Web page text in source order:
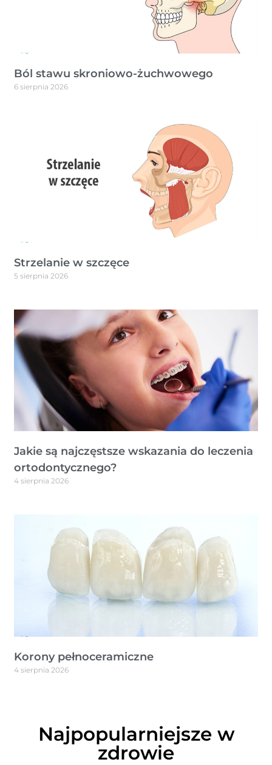
Ból stawu skroniowo-żuchwowego
6 sierpnia 2026
Strzelanie w szczęce
5 sierpnia 2026
Jakie są najczęstsze wskazania do leczenia
ortodontycznego?
4 sierpnia 2026
Korony pełnoceramiczne
4 sierpnia 2026
Najpopularniejsze w
zdrowie